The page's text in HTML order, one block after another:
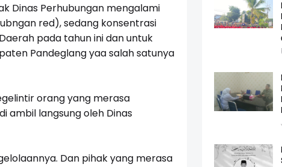
Dinas Perhubungan mengalami
red), sedang konsentrasi
pada tahun ini dan untuk
Pandeglang yaa salah satunya
orang yang merasa
ambil langsung oleh Dinas
Dan pihak yang merasa